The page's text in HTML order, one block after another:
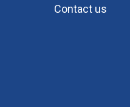
Contact us